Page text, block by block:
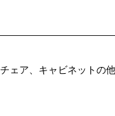
ェア、キャビネットの